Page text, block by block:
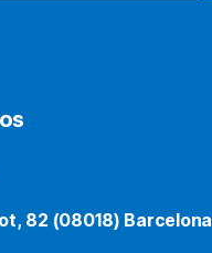
82 (08018) Barcelona